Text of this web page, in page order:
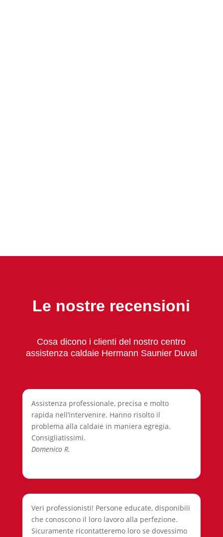
Le nostre recensioni
Cosa dicono i clienti del nostro centro
assistenza caldaie Hermann Saunier Duval
Assistenza professionale, precisa e molto
rapida nell’intervenire. Hanno risolto il
problema alla caldaie in maniera egregia.
Consigliatissimi.
Domenico R.
Veri professionisti! Persone educate, disponibili
che conoscono il loro lavoro alla perfezione.
Sicuramente ricontatteremo loro se dovessimo